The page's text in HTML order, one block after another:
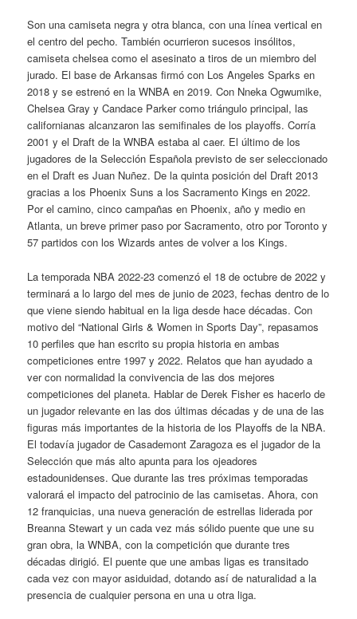
Son una camiseta negra y otra blanca, con una línea vertical en
el centro del pecho. También ocurrieron sucesos insólitos,
camiseta chelsea como el asesinato a tiros de un miembro del
jurado. El base de Arkansas firmó con Los Angeles Sparks en
2018 y se estrenó en la WNBA en 2019. Con Nneka Ogwumike,
Chelsea Gray y Candace Parker como triángulo principal, las
californianas alcanzaron las semifinales de los playoffs. Corría
2001 y el Draft de la WNBA estaba al caer. El último de los
jugadores de la Selección Española previsto de ser seleccionado
en el Draft es Juan Nuñez. De la quinta posición del Draft 2013
gracias a los Phoenix Suns a los Sacramento Kings en 2022.
Por el camino, cinco campañas en Phoenix, año y medio en
Atlanta, un breve primer paso por Sacramento, otro por Toronto y
57 partidos con los Wizards antes de volver a los Kings.
La temporada NBA 2022-23 comenzó el 18 de octubre de 2022 y
terminará a lo largo del mes de junio de 2023, fechas dentro de lo
que viene siendo habitual en la liga desde hace décadas. Con
motivo del “National Girls & Women in Sports Day”, repasamos
10 perfiles que han escrito su propia historia en ambas
competiciones entre 1997 y 2022. Relatos que han ayudado a
ver con normalidad la convivencia de las dos mejores
competiciones del planeta. Hablar de Derek Fisher es hacerlo de
un jugador relevante en las dos últimas décadas y de una de las
figuras más importantes de la historia de los Playoffs de la NBA.
El todavía jugador de Casademont Zaragoza es el jugador de la
Selección que más alto apunta para los ojeadores
estadounidenses. Que durante las tres próximas temporadas
valorará el impacto del patrocinio de las camisetas. Ahora, con
12 franquicias, una nueva generación de estrellas liderada por
Breanna Stewart y un cada vez más sólido puente que une su
gran obra, la WNBA, con la competición que durante tres
décadas dirigió. El puente que une ambas ligas es transitado
cada vez con mayor asiduidad, dotando así de naturalidad a la
presencia de cualquier persona en una u otra liga.